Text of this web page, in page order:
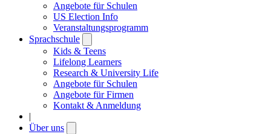
Angebote für Schulen
US Election Info
Veranstaltungsprogramm
Sprachschule
submenu
Kids & Teens
Lifelong Learners
Research & University Life
Angebote für Schulen
Angebote für Firmen
Kontakt & Anmeldung
|
Über uns